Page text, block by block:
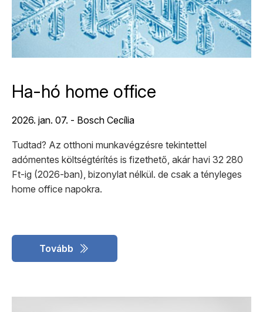
Ha-hó home office
2026. jan. 07. - Bosch Cecília
Tudtad? Az otthoni munkavégzésre tekintettel
adómentes költségtérítés is fizethető, akár havi 32 280
Ft-ig (2026-ban), bizonylat nélkül. de csak a tényleges
home office napokra.
Tovább